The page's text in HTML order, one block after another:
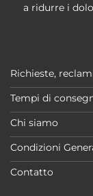
a ridurre i
Richieste,
Tempi di
Chi siamo
Condizioni
Contatto